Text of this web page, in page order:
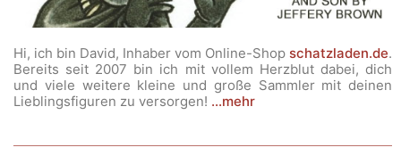
Hi, ich bin David, Inhaber vom Online-Shop schatzladen.de.
Bereits seit 2007 bin ich mit vollem Herzblut dabei, dich
und viele weitere kleine und große Sammler mit deinen
Lieblingsfiguren zu versorgen! ...mehr